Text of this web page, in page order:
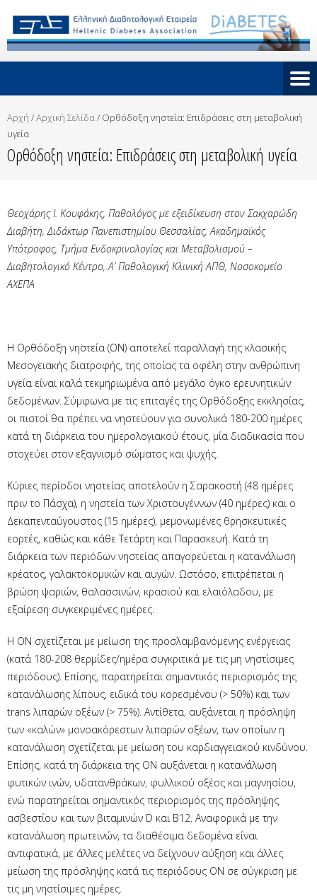
Αρχή /Αρχική Σελίδα/ Oρθόδοξη νηστεία: Επιδράσεις στη μεταβολική
υγεία
Oρθόδοξη νηστεία: Επιδράσεις στη μεταβολική υγεία
Θεοχάρης Ι. Κουφάκης, Παθολόγος με εξειδίκευση στον Σακχαρώδη
Διαβήτη, Διδάκτωρ Πανεπιστημίου Θεσσαλίας, Ακαδημαϊκός
Υπότροφος, Τμήμα Ενδοκρινολογίας και Μεταβολισμού –
Διαβητολογικό Κέντρο, Α’ Παθολογική Κλινική ΑΠΘ, Νοσοκομείο
ΑΧΕΠΑ
Η Ορθόδοξη νηστεία (ΟΝ) αποτελεί παραλλαγή της κλασικής
Μεσογειακής διατροφής, της οποίας τα οφέλη στην ανθρώπινη
υγεία είναι καλά τεκμηριωμένα από μεγάλο όγκο ερευνητικών
δεδομένων. Σύμφωνα με τις επιταγές της Ορθόδοξης εκκλησίας,
οι πιστοί θα πρέπει να νηστεύουν για συνολικά 180-200 ημέρες
κατά τη διάρκεια του ημερολογιακού έτους, μία διαδικασία που
στοχεύει στον εξαγνισμό σώματος και ψυχής.
Κύριες περίοδοι νηστείας αποτελούν η Σαρακοστή (48 ημέρες
πριν το Πάσχα), η νηστεία των Χριστουγέννων (40 ημέρες) και ο
Δεκαπενταύγουστος (15 ημέρες), μεμονωμένες θρησκευτικές
εορτές, καθώς και κάθε Τετάρτη και Παρασκευή. Κατά τη
διάρκεια των περιόδων νηστείας απαγορεύεται η κατανάλωση
κρέατος, γαλακτοκομικών και αυγών. Ωστόσο, επιτρέπεται η
βρώση ψαριών, θαλασσινών, κρασιού και ελαιόλαδου, με
εξαίρεση συγκεκριμένες ημέρες.
Η ΟΝ σχετίζεται με μείωση της προσλαμβανόμενης ενέργειας
(κατά 180-208 θερμίδες/ημέρα συγκριτικά με τις μη νηστίσιμες
περιόδους). Επίσης, παρατηρείται σημαντικός περιορισμός της
κατανάλωσης λίπους, ειδικά του κορεσμένου (> 50%) και των
trans λιπαρών οξέων (> 75%). Αντίθετα, αυξάνεται η πρόσληψη
των «καλών» μονοακόρεστων λιπαρών οξέων, των οποίων η
κατανάλωση σχετίζεται με μείωση του καρδιαγγειακού κινδύνου.
Επίσης, κατά τη διάρκεια της ΟΝ αυξάνεται η κατανάλωση
φυτικών ινών, υδατανθράκων, φυλλικού οξέος και μαγνησίου,
ενώ παρατηρείται σημαντικός περιορισμός της πρόσληψης
ασβεστίου και των βιταμινών D και B12. Αναφορικά με την
κατανάλωση πρωτεϊνών, τα διαθέσιμα δεδομένα είναι
αντιφατικά, με άλλες μελέτες να δείχνουν αύξηση και άλλες
μείωση της πρόσληψης κατά τις περιόδους ΟΝ σε σύγκριση με
τις μη νηστίσιμες ημέρες.